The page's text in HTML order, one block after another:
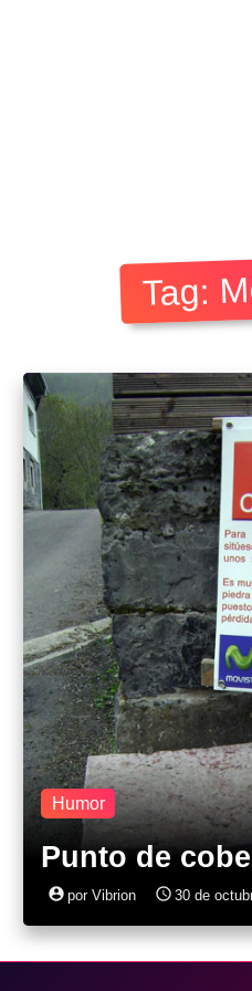
Tag:
Humor
Punto de
account_circle por Vibrion access_time 30 de